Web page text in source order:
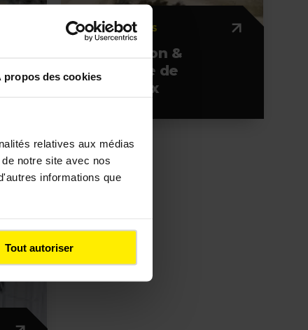
propos des cookies
relatives aux médias
notre site avec nos
informations que
Tout autoriser
NOS ACTIVITÉS
Production &
recyclage de
matériaux